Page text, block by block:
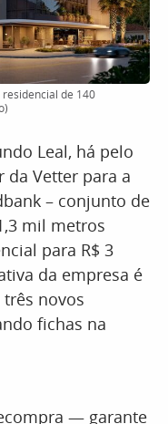
de 140
Leal, há pelo
Vetter para a
– conjunto de
mil metros
para R$ 3
da empresa é
novos
fichas na
— garante